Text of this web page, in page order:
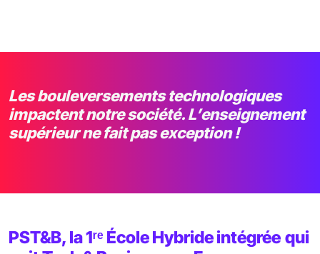
Les bouleversements technologiques
impactent notre société. L’enseignement
supérieur ne fait pas exception !
PST&B, la 1ʳᵉ École Hybride intégrée qui